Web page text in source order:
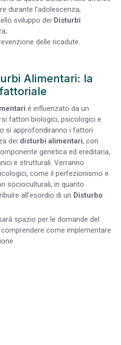
durante l’adolescenza;
sviluppo dei Disturbi
delle ricadute.
Alimentari: la
è influenzato da un
fattori biologici, psicologici e
si approfondiranno i fattori
dei disturbi alimentari, con
genetica ed ereditaria,
e strutturali. Verranno
come il perfezionismo e
socioculturali, in quanto
all’esordio di un Disturbo
spazio per le domande del
come implementare